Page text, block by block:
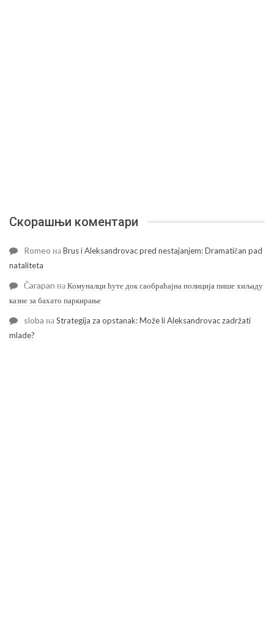
Скорашњи коментари
Romeo наBrus i Aleksandrovac pred nestajanjem: Dramatičan pad
nataliteta
Čarapan наКомуналци ћуте док саобраћајна полиција пише хиљаду
казне за бахато паркирање
sloba наStrategija za opstanak: Može li Aleksandrovac zadržati
mlade?